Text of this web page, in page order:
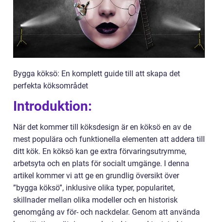
Bygga köksö: En komplett guide till att skapa det
perfekta köksområdet
Introduktion:
När det kommer till köksdesign är en köksö en av de
mest populära och funktionella elementen att addera till
ditt kök. En köksö kan ge extra förvaringsutrymme,
arbetsyta och en plats för socialt umgänge. I denna
artikel kommer vi att ge en grundlig översikt över
”bygga köksö”, inklusive olika typer, popularitet,
skillnader mellan olika modeller och en historisk
genomgång av för- och nackdelar. Genom att använda